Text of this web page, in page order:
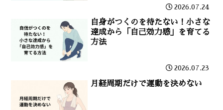
2026.07.24
自身がつくのを待たない！小さな
達成から「自己効力感」を育てる
方法
2026.07.23
月経周期だけで運動を決めない